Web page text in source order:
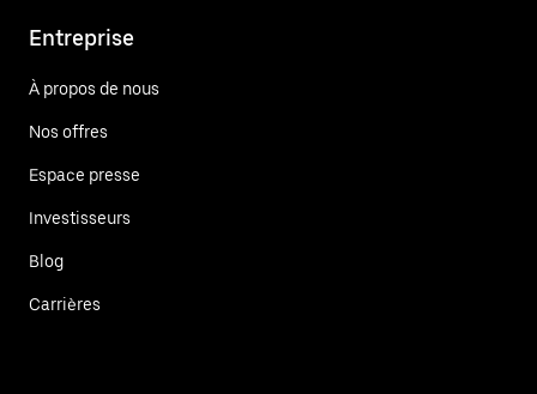
Entreprise
À propos de nous
Nos offres
Espace presse
Investisseurs
Blog
Carrières